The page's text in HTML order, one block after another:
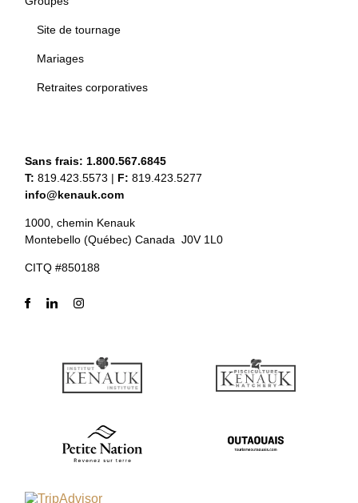
Site de tournage
Mariages
Retraites corporatives
Sans frais: 1.800.567.6845
T: 819.423.5573 | F: 819.423.5277
info@kenauk.com
1000, chemin Kenauk
Montebello (Québec) Canada J0V 1L0
CITQ #850188